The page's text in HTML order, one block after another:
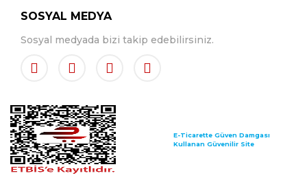
SOSYAL MEDYA
Sosyal medyada bizi takip edebilirsiniz.
E-Ticarette Güven Damgası
Kullanan Güvenilir Site